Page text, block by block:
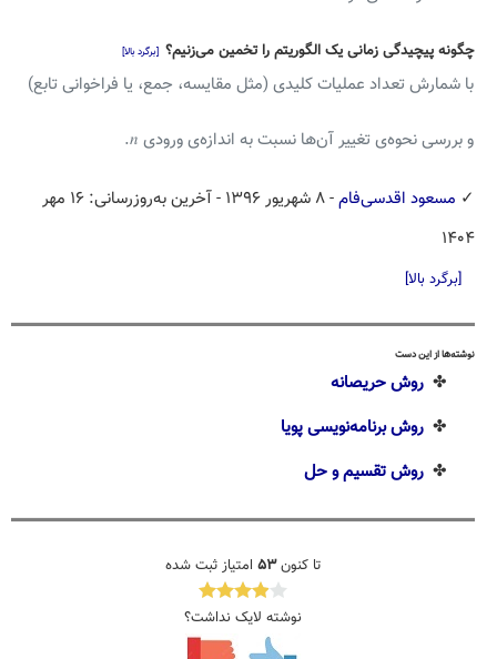
چگونه پیچیدگی زمانی یک الگوریتم را تخمین می‌زنیم؟ [برگرد بالا]
با شمارش تعداد عملیات کلیدی (مثل مقایسه، جمع، یا فراخوانی تابع)
و بررسی نحوه‌ی تغییر آن‌ها نسبت به اندازه‌ی ورودی 𝑛.
مسعود اقدسی‌فام- ۸ شهریور ۱۳۹۶
- آخرین به‌روزرسانی: ۱۶ مهر
۱۴۰۴
[برگرد بالا]
نوشته‌ها از این دست
✤روش حریصانه
✤روش برنامه‌نویسی پویا
✤روش تقسیم و حل
تا کنون۵۳امتیاز ثبت شده
نوشته لایک نداشت؟